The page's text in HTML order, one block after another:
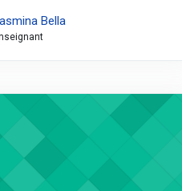
Bella
de Robots de manipulation